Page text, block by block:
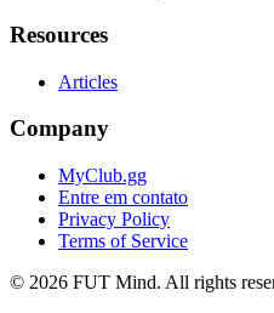
Resources
Articles
Company
MyClub.gg
Entre em contato
Privacy Policy
Terms of Service
© 2026 FUT Mind. All rights